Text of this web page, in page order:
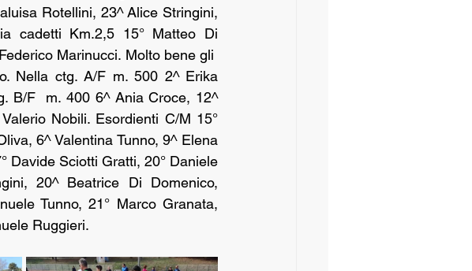
Rotellini, 23^ Alice Stringini,
cadetti Km.2,5 15° Matteo Di
Marinucci. Molto bene gli
Nella ctg. A/F m. 500 2^ Erika
B/F  m. 400 6^ Ania Croce, 12^
Nobili. Esordienti C/M 15°
6^ Valentina Tunno, 9^ Elena
Davide Sciotti Gratti, 20° Daniele
20^ Beatrice Di Domenico,
Tunno, 21° Marco Granata,
Ruggieri.